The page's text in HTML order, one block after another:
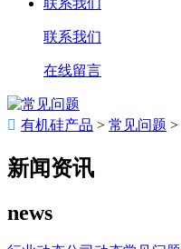
联系我们
在线留言
 有机硅产品 > 常见问题 >
新闻资讯
news